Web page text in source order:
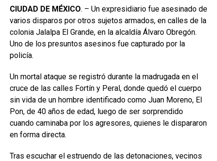
CIUDAD DE MÉXICO. – Un expresidiario fue asesinado de
varios disparos por otros sujetos armados, en calles de la
colonia Jalalpa El Grande, en la alcaldía Álvaro Obregón.
Uno de los presuntos asesinos fue capturado por la
policía.
Un mortal ataque se registró durante la madrugada en el
cruce de las calles Fortín y Peral, donde quedó el cuerpo
sin vida de un hombre identificado como Juan Moreno, El
Pon, de 40 años de edad, luego de ser sorprendido
cuando caminaba por los agresores, quienes le dispararon
en forma directa.
Tras escuchar el estruendo de las detonaciones, vecinos